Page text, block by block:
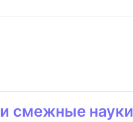
смежные науки